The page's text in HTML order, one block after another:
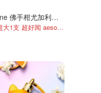
Salt & Stone 佛手柑尤加利护手霜75ml
小编同款 超大1支 超好闻 aesop平替！